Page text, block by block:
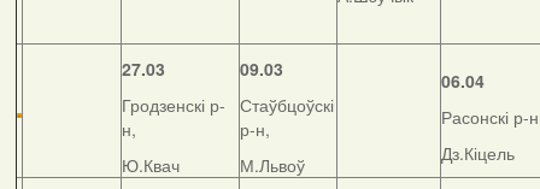
27.03
Гродзенскі р-
н,
Ю.Квач
09.03
Стаўбцоўскі
р-н,
М.Львоў
06.04
Расонскі р-
Дз.Кіцель